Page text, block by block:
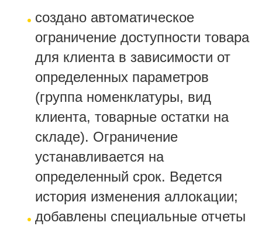
создано автоматическое
ограничение доступности товара
для клиента в зависимости от
определенных параметров
(группа номенклатуры, вид
клиента, товарные остатки на
складе). Ограничение
устанавливается на
определенный срок. Ведется
история изменения аллокации;
добавлены специальные отчеты